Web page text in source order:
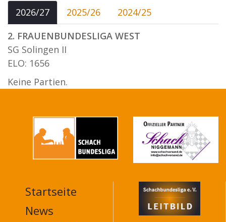
2026/27 2025/26
2024/25
2. FRAUENBUNDESLIGA WEST
SG Solingen II
ELO: 1656
Keine Partien.
MAIN
NAVIGATION
FOOTER
Startseite
News